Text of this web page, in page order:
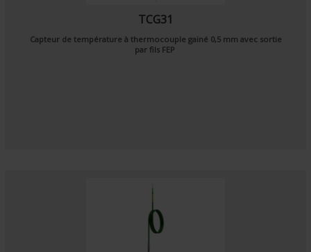
TCG31
Capteur de température à thermocouple gainé 0,5 mm avec sortie
par fils FEP